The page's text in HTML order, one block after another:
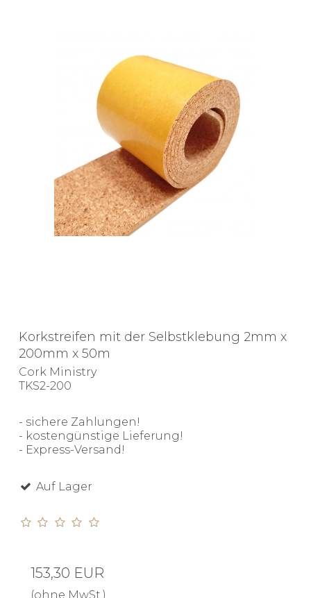
Korkstreifen mit der Selbstklebung 2mm x
200mm x 50m
Cork Ministry
TKS2-200
- sichere Zahlungen!
- kostengünstige Lieferung!
- Express-Versand!
Auf Lager
153,30 EUR
(ohne MwSt.)